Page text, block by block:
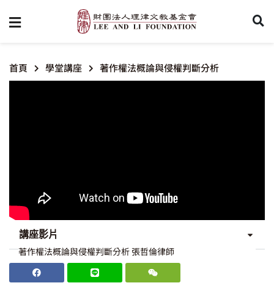
首頁 學堂講座 著作權法概論與侵權判斷分析
講座影片
著作權法概論與侵權判斷分析 張哲倫律師